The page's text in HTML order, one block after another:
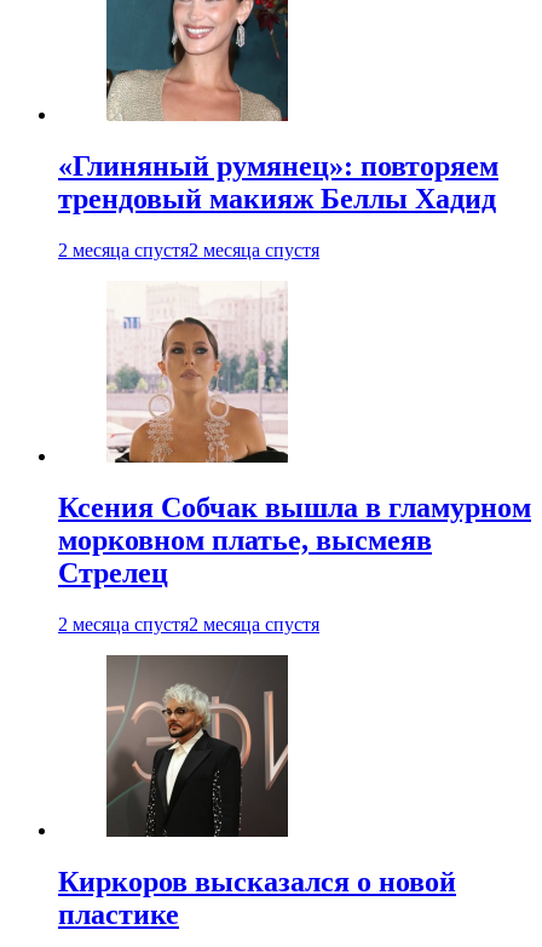
«Глиняный румянец»: повторяем
трендовый макияж Беллы Хадид
2 месяца спустя2 месяца спустя
Ксения Собчак вышла в гламурном
морковном платье, высмеяв
Стрелец
2 месяца спустя2 месяца спустя
Киркоров высказался о новой
пластике